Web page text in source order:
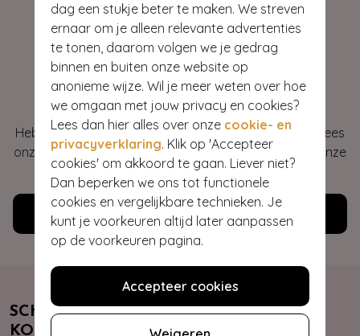
dag een stukje beter te maken. We streven
ernaar om je alleen relevante advertenties
te tonen, daarom volgen we je gedrag
binnen en buiten onze website op
anonieme wijze. Wil je meer weten over hoe
we omgaan met jouw privacy en cookies?
Lees dan hier alles over onze cookie- en
privacyverklaring. Klik op 'Accepteer
cookies' om akkoord te gaan. Liever niet?
Dan beperken we ons tot functionele
cookies en vergelijkbare technieken. Je
kunt je voorkeuren altijd later aanpassen
op de voorkeuren pagina.
Accepteer cookies
Hey gorgeous
Heb je vragen of heb je hulp nodig bij je bestelling? Lees
onze veelgestelde vragen of neem contact op met onze
klantenservice. Wij helpen je graag!
Klantenservice
SCHRIJF JE NU IN & ONTVANG 10%
KORTING